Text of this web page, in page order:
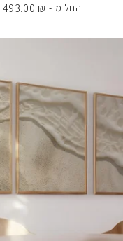
החל מ -
493.00 ₪